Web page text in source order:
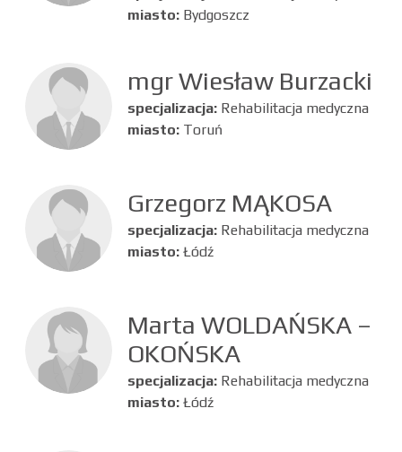
miasto: Bydgoszcz
mgr Wiesław Burzacki
specjalizacja: Rehabilitacja medyczna
miasto: Toruń
Grzegorz MĄKOSA
specjalizacja: Rehabilitacja medyczna
miasto: Łódź
Marta WOLDAŃSKA –
OKOŃSKA
specjalizacja: Rehabilitacja medyczna
miasto: Łódź